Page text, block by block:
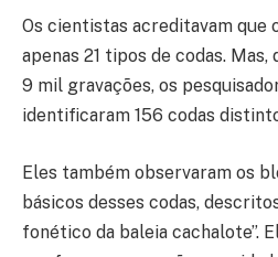
Os cientistas acreditavam que
apenas 21 tipos de codas.
9 mil gravações, os
identificaram 156 codas
Eles também observaram os
básicos desses codas,
fonético da baleia cachalote”.